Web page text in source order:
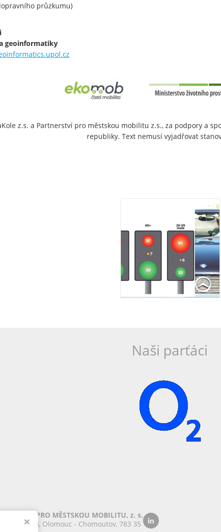
průzkumu)
geoinformatiky
z.s. a Partnerství pro městskou mobilitu z.s., za podpory a
republiky. Text nemusí vyjadřovat
Naši parťáci
PRO MĚSTSKOU MOBILITU, z. s.
388, Olomouc - Chomoutov, 783 35